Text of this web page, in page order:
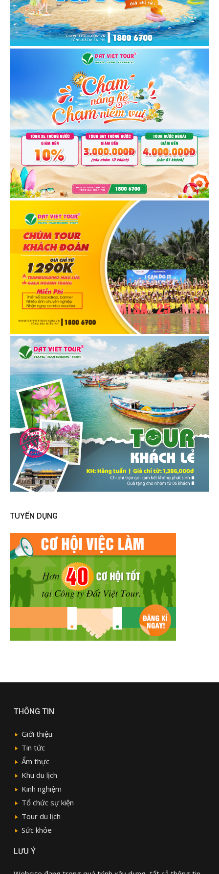
TUYỂN DỤNG
THÔNG TIN
Giới thiệu
Tin tức
Ẩm thực
Khu du lịch
Kinh nghiệm
Tổ chức sự kiện
Tour du lịch
Sức khỏe
LƯU Ý